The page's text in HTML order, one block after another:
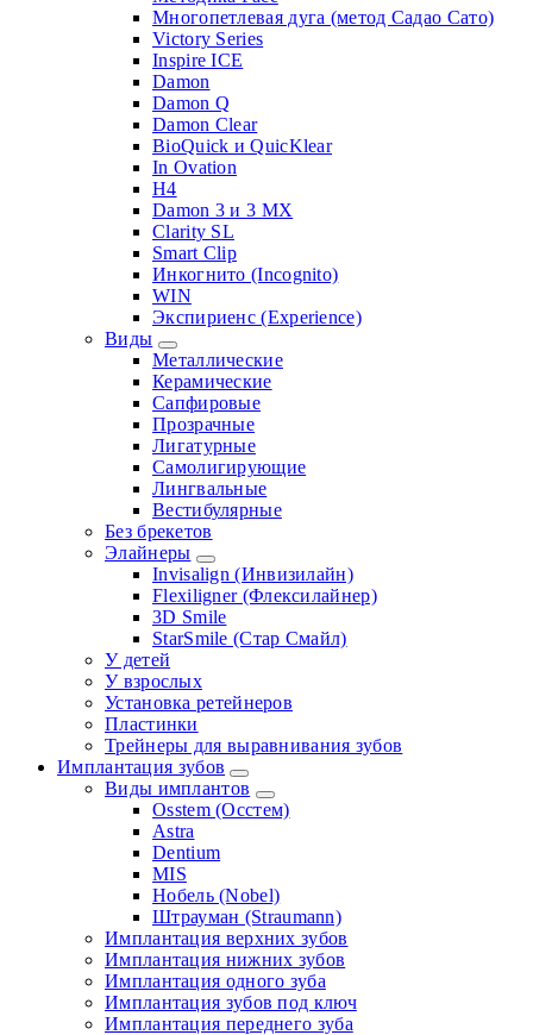
Многопетлевая дуга (метод Садао Сато)
Victory Series
Inspire ICE
Damon
Damon Q
Damon Clear
BioQuick и QuicKlear
In Ovation
H4
Damon 3 и 3 MX
Clarity SL
Smart Clip
Инкогнито (Incognito)
WIN
Экспириенс (Experience)
Виды
Металлические
Керамические
Сапфировые
Прозрачные
Лигатурные
Самолигирующие
Лингвальные
Вестибулярные
Без брекетов
Элайнеры
Invisalign (Инвизилайн)
Flexiligner (Флексилайнер)
3D Smile
StarSmile (Стар Смайл)
У детей
У взрослых
Установка ретейнеров
Пластинки
Трейнеры для выравнивания зубов
Имплантация зубов
Виды имплантов
Osstem (Осстем)
Astra
Dentium
MIS
Нобель (Nobel)
Штрауман (Straumann)
Имплантация верхних зубов
Имплантация нижних зубов
Имплантация одного зуба
Имплантация зубов под ключ
Имплантация переднего зуба